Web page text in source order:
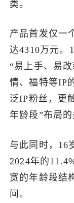
类。
产品首发仅一
达4310万元。
“易上手、易
情、福特等IP
泛IP粉丝，更
年龄段”布局的
与此同时，16
2024年的
宽的年龄段结
间。